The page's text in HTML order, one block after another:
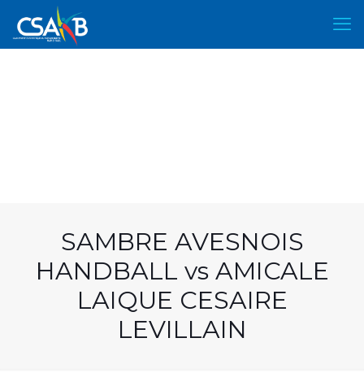
SAMBRE AVESNOIS
HANDBALL vs AMICALE
LAIQUE CESAIRE
LEVILLAIN